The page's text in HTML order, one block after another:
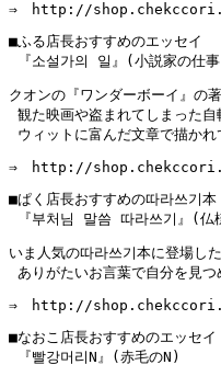
⇒　http://
■ふる店長おすすめのエッセイ
『소설가의 일』(小説家の仕
クオンの『ワンダーボーイ』の
観た映画や盗まれてしまった
ウィットに富んだ文章で描かれ
⇒　http://
■ぱく店長おすすめの따라쓰기本
『부처님 말씀 따라쓰기』(仏
いま人気の따라쓰기本に登場し
ありがたいお言葉で自分を見つ
⇒　http://
■なおこ店長おすすめのエッセイ
『빨강머리N』(赤毛のN)